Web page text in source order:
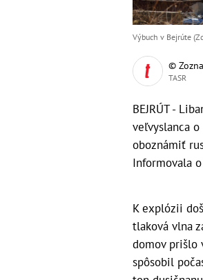
Výbuch v Bejrúte
©
TASR
BEJRÚT -
veľvyslanca
oboznámiť
Informovala
K explózii
tlaková vlna
domov prišlo
spôsobil